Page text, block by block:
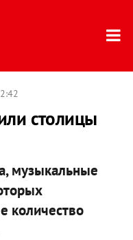
столицы
музыкальные
количество